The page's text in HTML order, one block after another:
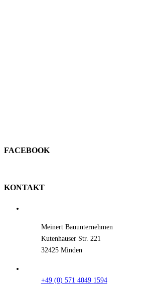
FACEBOOK
KONTAKT
Meinert Bauunternehmen
Kutenhauser Str. 221
32425 Minden
+49 (0) 571 4049 1594